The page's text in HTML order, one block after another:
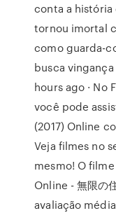
conta a história
tornou imortal
como guarda-
busca
hours ago · No
você pode
(2017) Online
Veja filmes no
mesmo! O
Online - 無限の
avaliação